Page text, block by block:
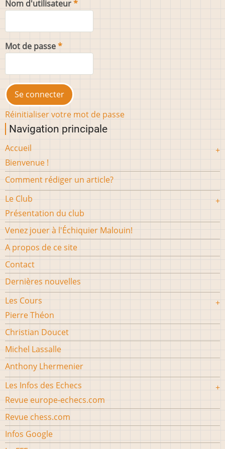
Nom d'utilisateur
Mot de passe
Réinitialiser votre mot de passe
Navigation principale
Accueil
Bienvenue !
Comment rédiger un article?
Le Club
Présentation du club
Venez jouer à l'Échiquier Malouin!
A propos de ce site
Contact
Dernières nouvelles
Les Cours
Pierre Théon
Christian Doucet
Michel Lassalle
Anthony Lhermenier
Les Infos des Echecs
Revue europe-echecs.com
Revue chess.com
Infos Google